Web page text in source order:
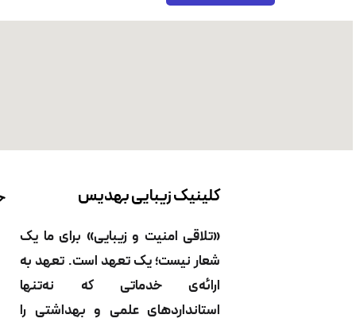
کلینیک زیبایی بهدیس
«تلاقی امنیت و زیبایی» برای ما یک
شعار نیست؛ یک تعهد است. تعهد به
ارائه‌ی خدماتی که نه‌تنها
استانداردهای علمی و بهداشتی را